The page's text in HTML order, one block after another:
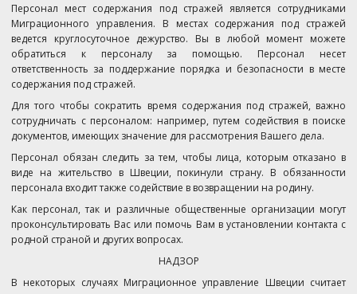
Персонал мест содержания под стражей является сотрудниками
Миграционного управления. В местах содержания под стражей
ведется круглосуточное дежурство. Вы в любой момент можете
обратиться к персоналу за помощью. Персонал несет
ответственность за поддержание порядка и безопасности в месте
содержания под стражей.
Для того чтобы сократить время содержания под стражей, важно
сотрудничать с персоналом: например, путем содействия в поиске
документов, имеющих значение для рассмотрения Вашего дела.
Персонал обязан следить за тем, чтобы лица, которым отказано в
виде на жительство в Швеции, покинули страну. В обязанности
персонала входит также содействие в возвращении на родину.
Как персонал, так и различные общественные организации могут
проконсультировать Вас или помочь Вам в установлении контакта с
родной страной и других вопросах.
НАДЗОР
В некоторых случаях Миграционное управление Швеции считает